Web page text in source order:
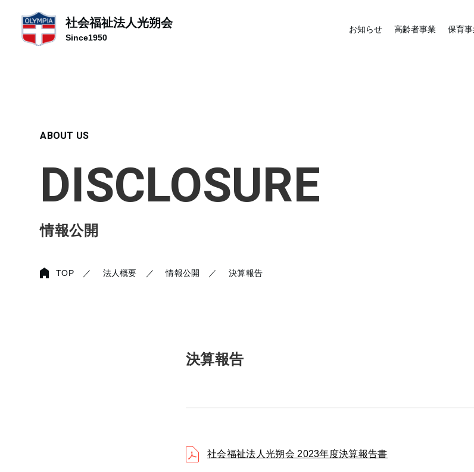
社会福祉法人光朔会
Since1950
お知らせ 高齢者事業 保育
ABOUT US
DISCLOSURE
情報公開
TOP ／ 法人概要 ／ 情報公開 ／ 決算報告
決算報告
社会福祉法人光朔会 2023年度決算報告書